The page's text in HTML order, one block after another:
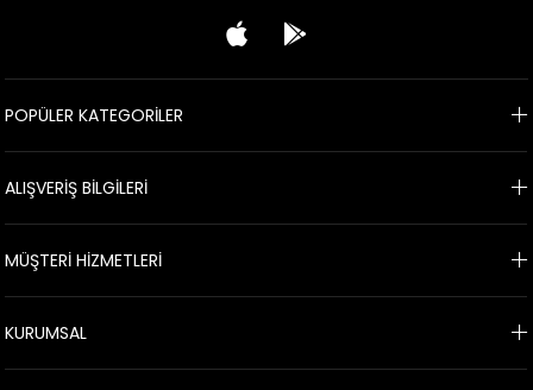
POPÜLER KATEGORİLER
ALIŞVERİŞ BİLGİLERİ
MÜŞTERİ HİZMETLERİ
KURUMSAL